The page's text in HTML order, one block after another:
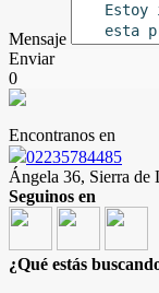
Mensaje
Enviar
0
Encontranos en
02235784485
Ángela 36, Sierra de
Seguinos en
¿Qué estás